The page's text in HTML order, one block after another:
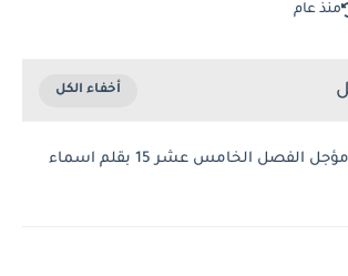
منذ عام
رواية عشق مؤجل الفصل الخامس عشر 15 بقلم اسماء